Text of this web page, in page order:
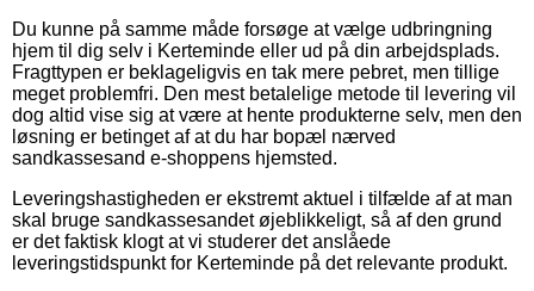
Du kunne på samme måde forsøge at vælge udbringning
hjem til dig selv i Kerteminde eller ud på din arbejdsplads.
Fragttypen er beklageligvis en tak mere pebret, men tillige
meget problemfri. Den mest betalelige metode til levering vil
dog altid vise sig at være at hente produkterne selv, men den
løsning er betinget af at du har bopæl nærved
sandkassesand e-shoppens hjemsted.
Leveringshastigheden er ekstremt aktuel i tilfælde af at man
skal bruge sandkassesandet øjeblikkeligt, så af den grund
er det faktisk klogt at vi studerer det anslåede
leveringstidspunkt for Kerteminde på det relevante produkt.